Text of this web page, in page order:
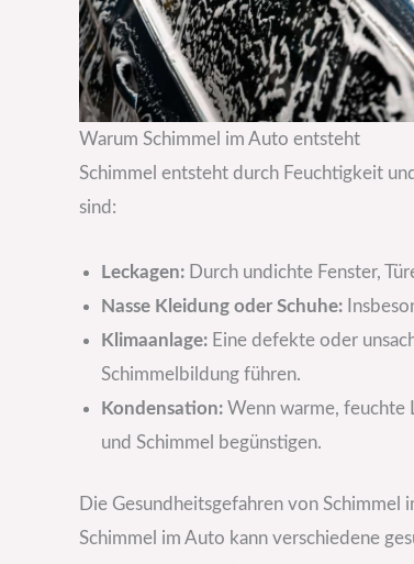
Warum Schimmel im Auto entsteht
Schimmel entsteht durch Feuchtigkeit
sind:
Leckagen: Durch undichte Fenster,
Nasse Kleidung oder Schuhe:
Klimaanlage: Eine defekte oder
Schimmelbildung führen.
Kondensation: Wenn warme, feuchte
und Schimmel begünstigen.
Die Gesundheitsgefahren von Schimmel
Schimmel im Auto kann verschiedene